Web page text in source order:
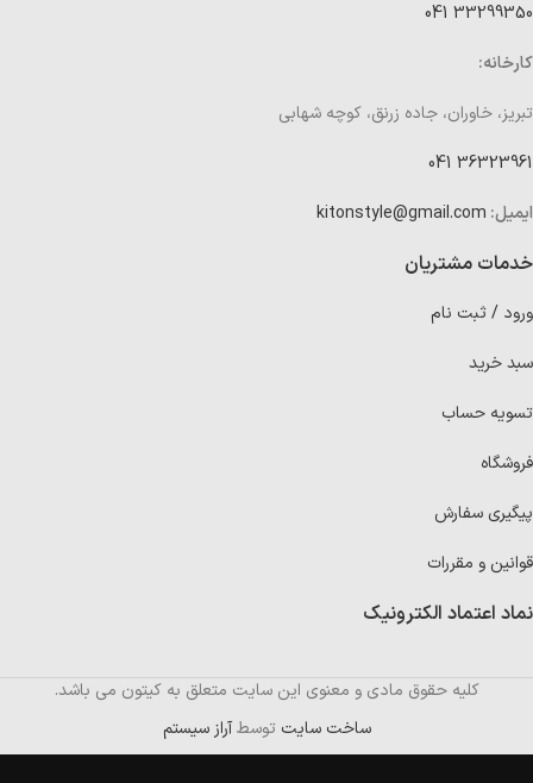
33299350 041
کارخانه:
تبریز، خاوران، جاده زرنق، کوچه شهابی
36323961 041
ایمیل: kitonstyle@gmail.com
خدمات مشتریان
ورود / ثبت نام
سبد خرید
تسویه حساب
فروشگاه
پیگیری سفارش
قوانین و مقررات
نماد اعتماد الکترونیک
کلیه حقوق مادی و معنوی این سایت متعلق به کیتون می باشد.
ساخت سایت توسطآراز سیستم